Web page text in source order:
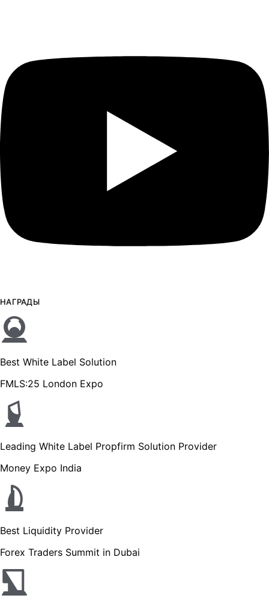
НАГРАДЫ
Best White Label Solution
FMLS:25 London Expo
Leading White Label Propfirm Solution Provider
Money Expo India
Best Liquidity Provider
Forex Traders Summit in Dubai